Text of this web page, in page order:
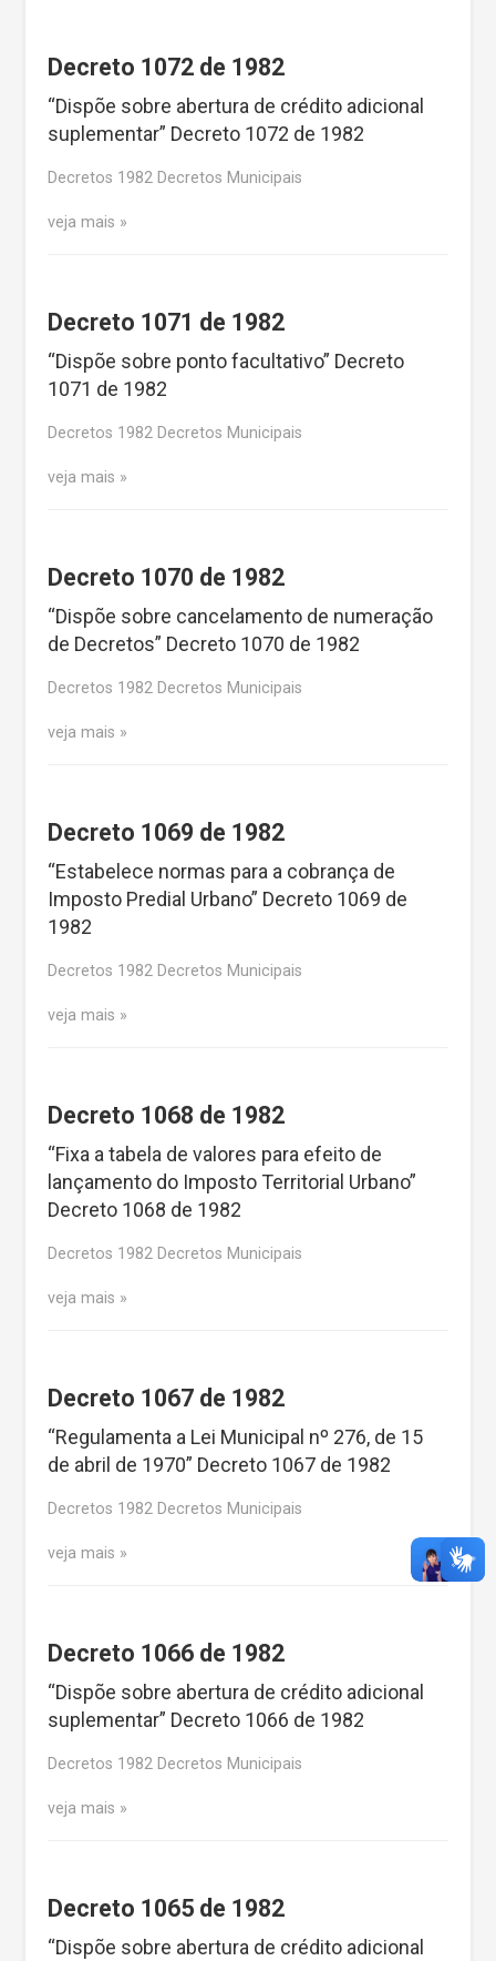
Decreto 1072 de 1982
“Dispõe sobre abertura de crédito adicional
suplementar” Decreto 1072 de 1982
Decretos 1982 Decretos Municipais
veja mais
Decreto 1071 de 1982
“Dispõe sobre ponto facultativo” Decreto
1071 de 1982
Decretos 1982 Decretos Municipais
veja mais
Decreto 1070 de 1982
“Dispõe sobre cancelamento de numeração
de Decretos” Decreto 1070 de 1982
Decretos 1982 Decretos Municipais
veja mais
Decreto 1069 de 1982
“Estabelece normas para a cobrança de
Imposto Predial Urbano” Decreto 1069 de
1982
Decretos 1982 Decretos Municipais
veja mais
Decreto 1068 de 1982
“Fixa a tabela de valores para efeito de
lançamento do Imposto Territorial Urbano”
Decreto 1068 de 1982
Decretos 1982 Decretos Municipais
veja mais
Decreto 1067 de 1982
“Regulamenta a Lei Municipal nº 276, de 15
de abril de 1970” Decreto 1067 de 1982
Decretos 1982 Decretos Municipais
veja mais
Decreto 1066 de 1982
“Dispõe sobre abertura de crédito adicional
suplementar” Decreto 1066 de 1982
Decretos 1982 Decretos Municipais
veja mais
Decreto 1065 de 1982
“Dispõe sobre abertura de crédito adicional